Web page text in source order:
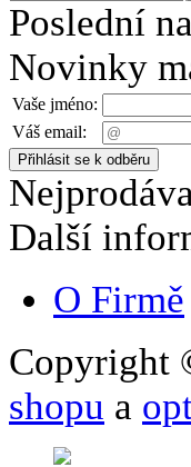
Poslední
Novinky
Vaše jméno:
Váš email:
Další
O Firmě
Copyright
shopu a